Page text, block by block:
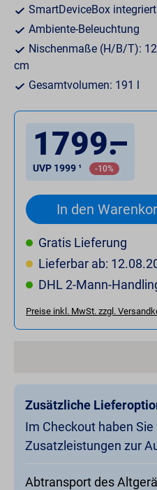
SmartDeviceBox integriert
Ambiente-Beleuchtung
Nischenmaße (H/B/T):
cm
Gesamtvolumen: 191 l
1799.
–
UVP 1999 ¹ -10%
In den
Gratis Lieferung
Lieferbar ab:
DHL 2-Mann-
Preise inkl. MwSt. zzgl.
Zusätzliche
Im Checkout haben
Zusatzleistungen zur
Abtransport des